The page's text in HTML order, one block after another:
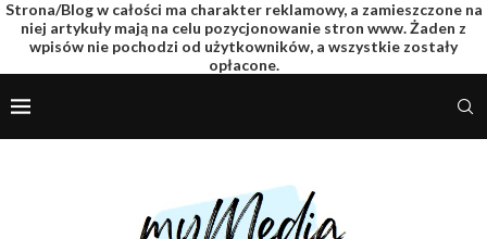
Strona/Blog w całości ma charakter reklamowy, a zamieszczone na
niej artykuły mają na celu pozycjonowanie stron www. Żaden z
wpisów nie pochodzi od użytkowników, a wszystkie zostały
opłacone.